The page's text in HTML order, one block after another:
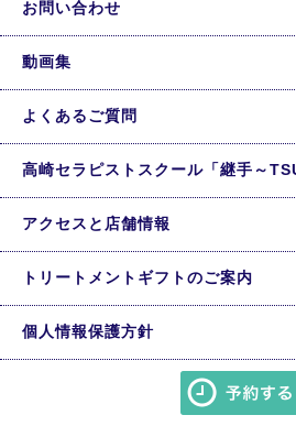
お問い合わせ
動画集
よくあるご質問
高崎セラピストスクール「継手～
アクセスと店舗情報
トリートメントギフトのご案内
個人情報保護方針